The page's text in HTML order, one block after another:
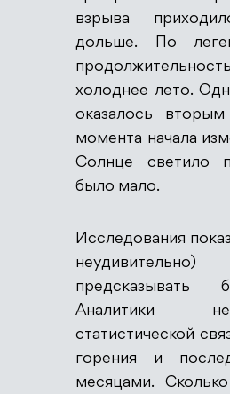
Антиспам от CleanTalk
взрыва
дольше. По
холоднее лето.
оказалось
момента начала
Солнце светило
было мало.
Исследования
предсказывать
Аналитики
статистической
горения и
месяцами.